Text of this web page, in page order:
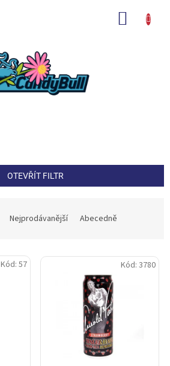
OTEVŘÍT FILTR
Nejprodávanější Abecedně
Kód: 57 Kód: 3780